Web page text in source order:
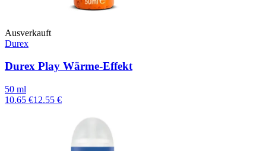
Ausverkauft
Durex
Durex Play Wärme-Effekt
50 ml
10.65 €12.55 €